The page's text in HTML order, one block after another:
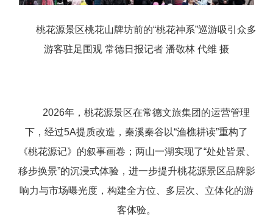
桃花源景区桃花山牌坊前的“桃花神系”巡游吸引众多
游客驻足围观 常德日报记者 潘敬林 代维 摄
2026年，桃花源景区在常德文旅集团的运营管理
下，经过5A提质改造，秦溪秦谷以“渔樵耕读”重构了
《桃花源记》的叙事画卷；两山一湖实现了“处处皆景、
移步换景”的沉浸式体验，进一步提升桃花源景区品牌影
响力与市场曝光度，构建全方位、多层次、立体化的游
客体验。